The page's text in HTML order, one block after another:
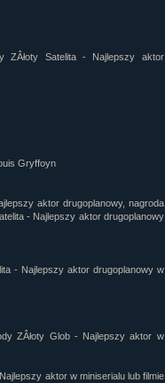
Satelita - Najlepszy aktor
Gryffoyn
aktor drugoplanowy, nagroda
- Najlepszy aktor drugoplanowy
- Najlepszy aktor drugoplanowy w
ZÂłoty Glob - Najlepszy aktor w
aktor w miniserialu lub filmie